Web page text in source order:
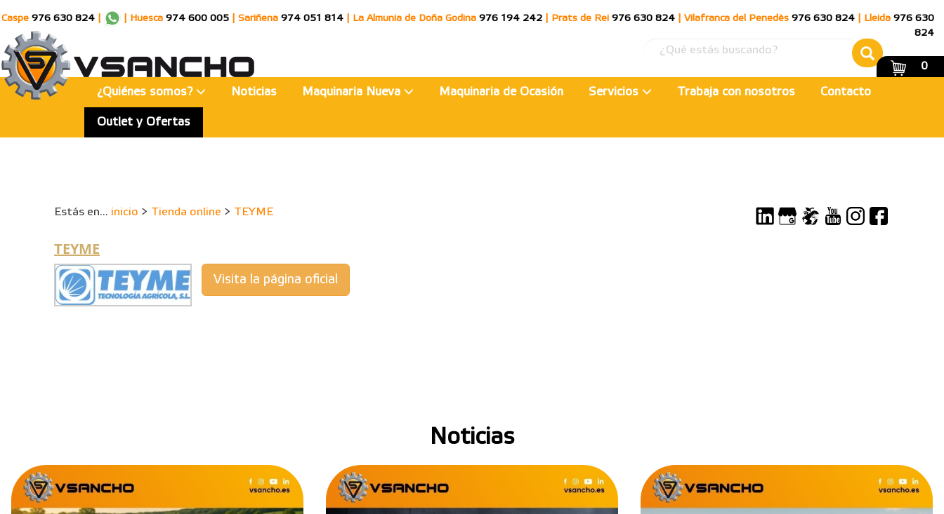
Caspe 976 630 824 Huesca 974 600 005 Sariñena 974 051 814 La Almunia de Doña Godina 976 194 242 Prats de Rei 976 630 824 Vilafranca del Penedès 976 630 824 Lleida 976 630
824
0
¿Quiénes somos? Noticias Maquinaria Nueva Maquinaria de Ocasión Servicios Trabaja con nosotros Contacto
Outlet y Ofertas
Estás en... inicio > Tienda online > TEYME
TEYME
Visita la página oficial
Noticias